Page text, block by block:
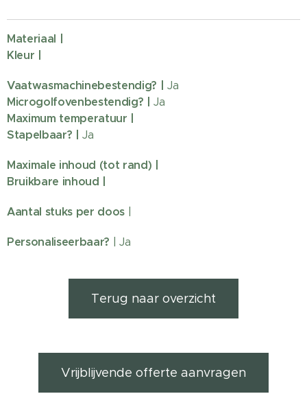
Materiaal |
Kleur |
Vaatwasmachinebestendig?
Ja
Microgolfovenbestendig? |
Ja
Maximum temperatuur |
Stapelbaar? |Ja
Maximale inhoud (tot rand) |
Bruikbare inhoud |
Aantal stuks per doos
Personaliseerbaar? | Ja
Terug naar overzicht
Vrijblijvende offerte aanvragen